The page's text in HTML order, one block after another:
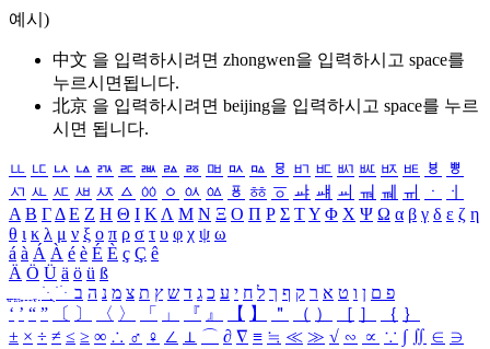
예시)
中文 을 입력하시려면 zhongwen을 입력하시고 space를
누르시면됩니다.
北京 을 입력하시려면 beijing을 입력하시고 space를 누르
시면 됩니다.
ㅥ ㅦ ㅧ ㅨ ㅩ ㅪ ㅫ ㅬ ㅭ ㅮ ㅯ ㅰ ㅱ ㅲ ㅳ ㅴ ㅵ ㅶ ㅷ ㅸ
ㅹ
ㅺ ㅻ ㅼ ㅽ ㅾ ㅿ ㆀ ㆁ ㆂ ㆃ ㆄ ㆅ ㆆ ㆇ ㆈ ㆉ ㆊ ㆋ ㆌ ㆍ
ㆎ
Α Β ΓΔ Ε Ζ Η Θ Ι ΚΛ Μ Ν Ξ Ο Π Ρ Σ ΤΥ Φ Χ Ψ Ω α β γ δ ε ζ η
θ ι κ λ μ ν ξ ο π ρ σ τ υ φ χ ψ ω
á à Á À é è É È ç Ç ê
Ä Ö Ü ä ö ü ß
ִֶֹ ֻּ ׁׂ פ ם ן ו ט א ר ק ף ך ל ח י ע כ ג ד ש ץ ת צ מ נ ה ב
‘ ’ “ ” 〔 〕 〈 〉 「 」 『 』 【 】 ＂ （ ） ［ ］ ｛ ｝
± × ÷ ≠ ≤ ≥ ∞ ∴ ♂ ♀ ∠ ⊥ ⌒ ∂ ∇ ≡ ≒ ≪ ≫ √ ∽ ∝ ∵ ∫ ∬ ∈ ∋